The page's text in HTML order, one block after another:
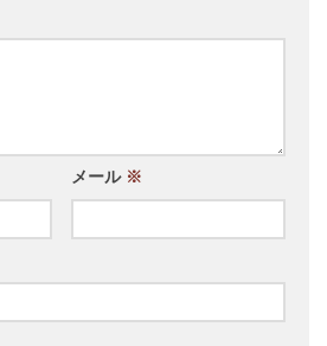
メール ※